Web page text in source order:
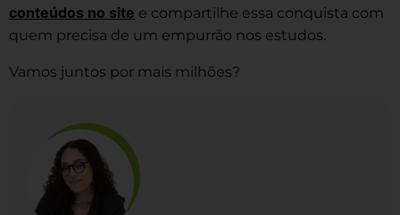
conteúdos no site e compartilhe essa conquista com
quem precisa de um empurrão nos estudos.
Vamos juntos por mais milhões?